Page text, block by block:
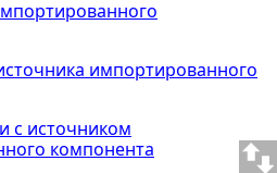
импортированного
с источником
компонента